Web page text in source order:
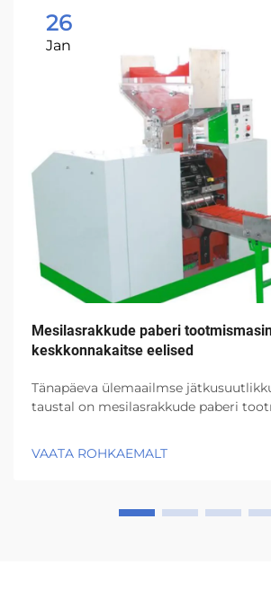
26
Jan
Mesilasrakkude paberi
keskkonnakaitse eelised
Tänapäeva ülemaailmse
taustal on mesilasrakkude paberi
võetavat mesilasrakkude paberit, mida
VAATA ROHKAEMALT